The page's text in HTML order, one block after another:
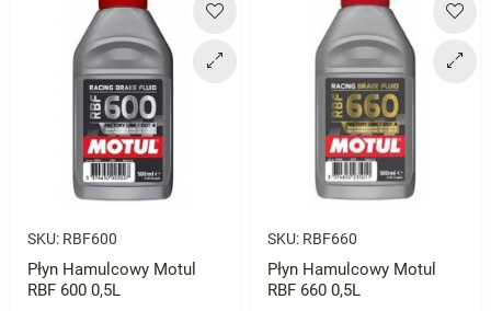
SKU: RBF600
Płyn Hamulcowy Motul
RBF 600 0,5L
SKU: RBF660
Płyn Hamulcowy Motul
RBF 660 0,5L